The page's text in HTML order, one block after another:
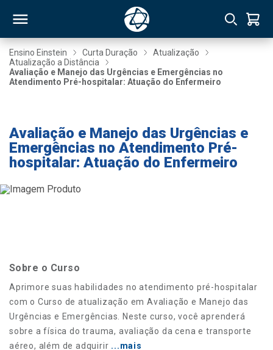
Ensino Einstein Curta Duração
Atualização
Atualização a Distância
Avaliação e Manejo das Urgências e Emergências no
Atendimento Pré-hospitalar: Atuação do Enfermeiro
Avaliação e Manejo das Urgências e
Emergências no Atendimento Pré-
hospitalar: Atuação do Enfermeiro
Sobre o Curso
Aprimore suas habilidades no atendimento pré-hospitalar
com o Curso de atualização em Avaliação e Manejo das
Urgências e Emergências. Neste curso, você aprenderá
sobre a física do trauma, avaliação da cena e transporte
aéreo, além de adquirir ...mais